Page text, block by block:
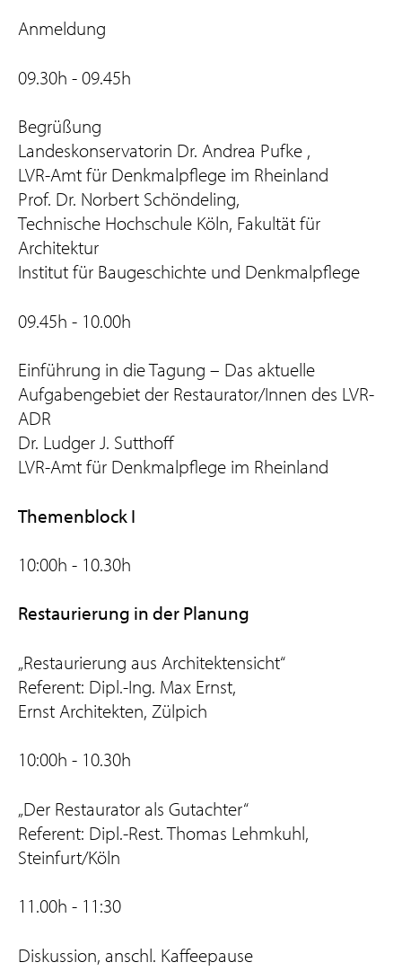
Anmeldung
09.30h - 09.45h
Begrüßung
Landeskonservatorin Dr. Andrea Pufke ,
LVR-Amt für Denkmalpflege im Rheinland
Prof. Dr. Norbert Schöndeling,
Technische Hochschule Köln, Fakultät für
Architektur
Institut für Baugeschichte und Denkmalpflege
09.45h - 10.00h
Einführung in die Tagung – Das aktuelle
Aufgabengebiet der Restaurator/Innen des LVR-
ADR
Dr. Ludger J. Sutthoff
LVR-Amt für Denkmalpflege im Rheinland
Themenblock I
10:00h - 10.30h
Restaurierung in der Planung
„Restaurierung aus Architektensicht“
Referent: Dipl.-Ing. Max Ernst,
Ernst Architekten, Zülpich
10:00h - 10.30h
„Der Restaurator als Gutachter“
Referent: Dipl.-Rest. Thomas Lehmkuhl,
Steinfurt/Köln
11.00h - 11:30
Diskussion, anschl. Kaffeepause